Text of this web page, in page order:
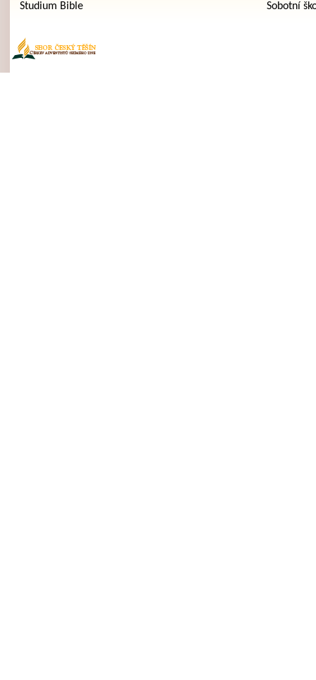
Studium Bible
Sobotní